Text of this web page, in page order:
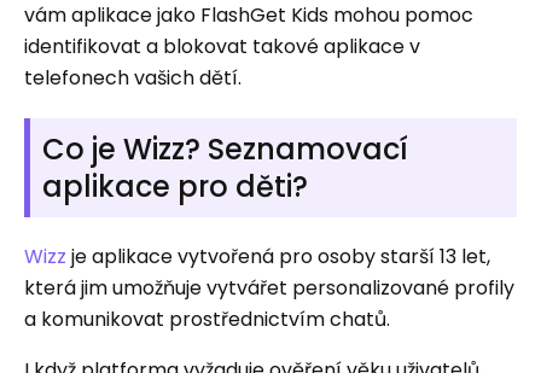
vám aplikace jako FlashGet Kids mohou pomoc
identifikovat a blokovat takové aplikace v
telefonech vašich dětí.
Co je Wizz? Seznamovací
aplikace pro děti?
Wizz je aplikace vytvořená pro osoby starší 13 let,
která jim umožňuje vytvářet personalizované profily
a komunikovat prostřednictvím chatů.